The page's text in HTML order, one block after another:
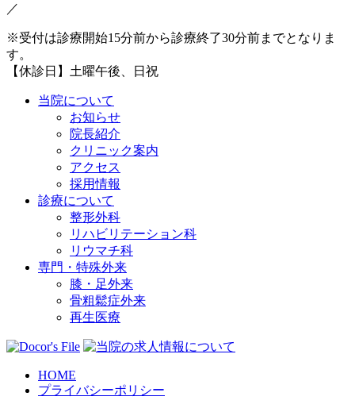
／
※受付は診療開始15分前から診療終了30分前までとなりま
す。
【休診日】土曜午後、日祝
当院について
お知らせ
院長紹介
クリニック案内
アクセス
採用情報
診療について
整形外科
リハビリテーション科
リウマチ科
専門・特殊外来
膝・足外来
骨粗鬆症外来
再生医療
HOME
プライバシーポリシー